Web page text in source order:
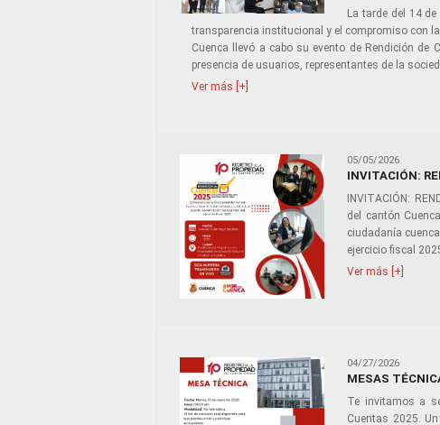
La tarde del 14
transparencia institucional y el compromiso con
Cuenca llevó a cabo su evento de Rendición de
presencia de usuarios, representantes de la
Ver más [+]
05/05/2026
INVITACIÓN:
INVITACIÓN:
del cantón
ciudadanía
ejercicio fiscal
Ver más [+]
04/27/2026
MESAS
Te invitamos a
Cuentas 2025.